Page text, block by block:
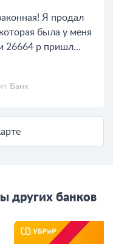
Я продал
была у меня
26664 р пришл...
Банк
других банков